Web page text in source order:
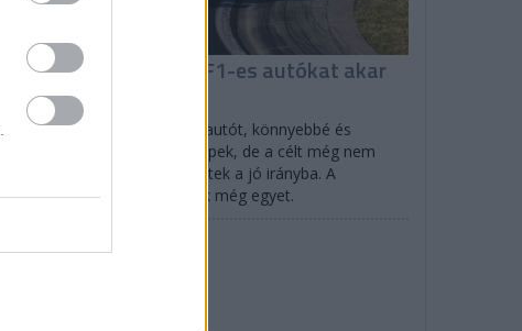
80 kilóval könnyebb F1-es autókat akar
az FIA
Könnyebb követni a másik autót, könnyebbé és
kissebbé váltak az F1-es gépek, de a célt még nem
érték el, csak egy lépést tettek a jó irányba. A
következő érában tennének még egyet.